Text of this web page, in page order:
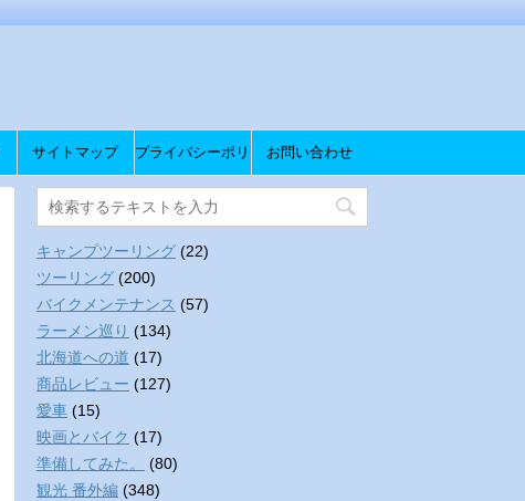
サイトマップ プライバシーポリ
シー
お問い合わせ
キャンプツーリング (22)
ツーリング (200)
バイクメンテナンス (57)
ラーメン巡り (134)
北海道への道 (17)
商品レビュー (127)
愛車 (15)
映画とバイク (17)
準備してみた。
(80)
観光 番外編 (348)